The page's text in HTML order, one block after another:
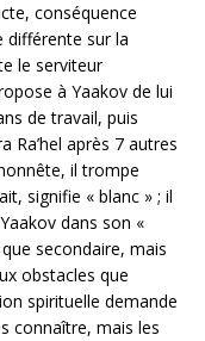
conséquence
différente sur la
le serviteur
à Yaakov de lui
de travail, puis
Ra’hel après 7 autres
il trompe
signifie « blanc » ; il
dans son «
secondaire, mais
obstacles que
spirituelle demande
connaître, mais les